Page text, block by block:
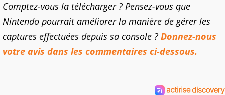
Comptez-vous la télécharger ? Pensez-vous que
Nintendo pourrait améliorer la manière de gérer les
captures effectuées depuis sa console ? Donnez-nous
votre avis dans les commentaires ci-dessous.